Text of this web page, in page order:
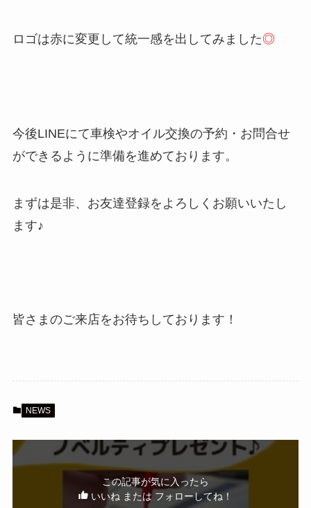
ロゴは赤に変更して統一感を出してみました◎
今後LINEにて車検やオイル交換の予約・お問合せ
ができるように準備を進めております。
まずは是非、お友達登録をよろしくお願いいたし
ます♪
皆さまのご来店をお待ちしております！
NEWS
この記事が気に入ったら
いいね または フォローしてね！